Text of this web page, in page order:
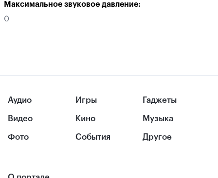
Максимальное звуковое давление:
0
Аудио
Видео
Фото
Игры
Кино
События
Гаджеты
Музыка
Другое